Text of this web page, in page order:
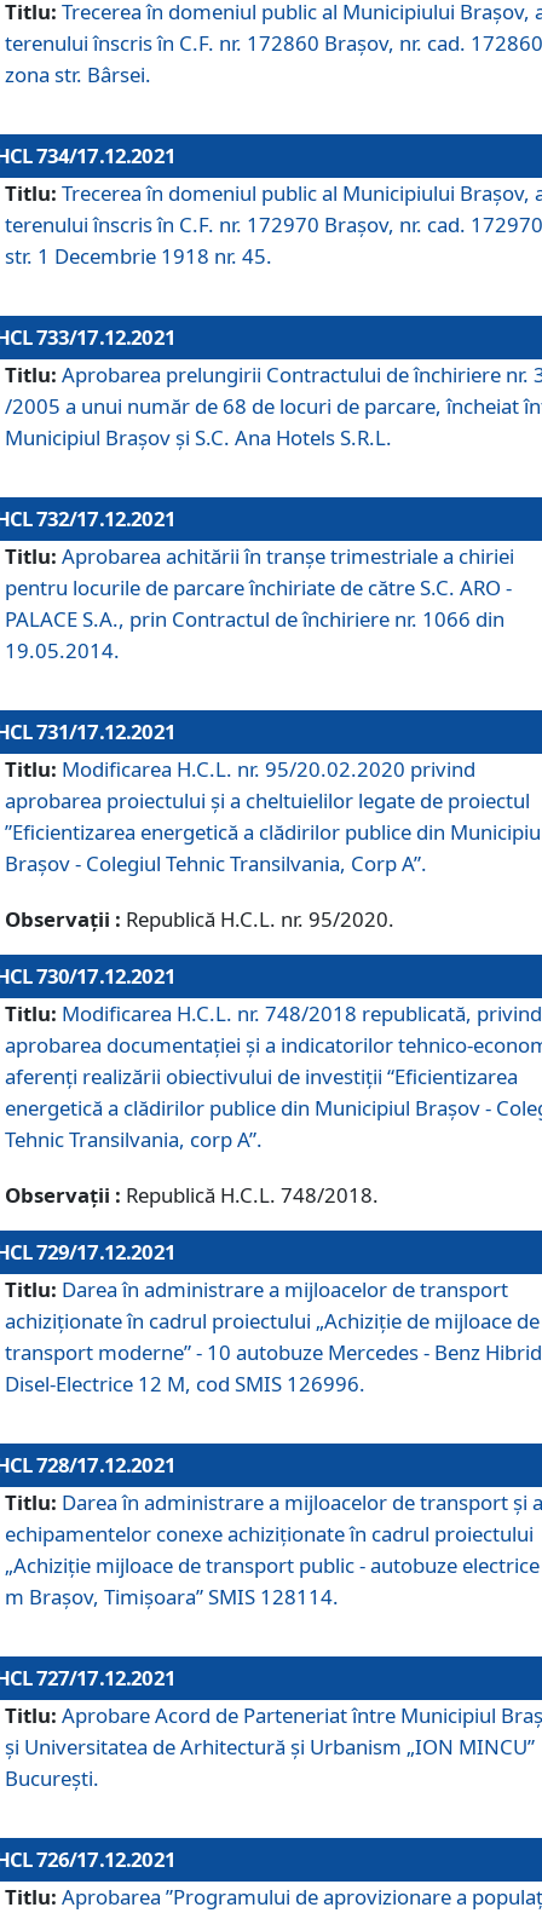
Titlu: Trecerea în domeniul public al Municipiului Braşov,
terenului înscris în C.F. nr. 172860 Brașov, nr. cad.
zona str. Bârsei.
734/17.12.2021
Titlu: Trecerea în domeniul public al Municipiului Braşov,
terenului înscris în C.F. nr. 172970 Brașov, nr. cad.
str. 1 Decembrie 1918 nr. 45.
733/17.12.2021
Titlu: Aprobarea prelungirii Contractului de închiriere nr.
/2005 a unui număr de 68 de locuri de parcare, încheiat
Municipiul Braşov şi S.C. Ana Hotels S.R.L.
732/17.12.2021
Titlu: Aprobarea achitării în tranșe trimestriale a chiriei
pentru locurile de parcare închiriate de către S.C. ARO -
PALACE S.A., prin Contractul de închiriere nr. 1066 din
19.05.2014.
731/17.12.2021
Titlu: Modificarea H.C.L. nr. 95/20.02.2020 privind
aprobarea proiectului și a cheltuielilor legate de proiectul
”Eficientizarea energetică a clădirilor publice din
Brașov - Colegiul Tehnic Transilvania, Corp A”.
Observații : Republică H.C.L. nr. 95/2020.
730/17.12.2021
Titlu: Modificarea H.C.L. nr. 748/2018 republicată, privind
aprobarea documentației și a indicatorilor tehnico-
aferenți realizării obiectivului de investiții “Eficientizarea
energetică a clădirilor publice din Municipiul Brașov -
Tehnic Transilvania, corp A”.
Observații : Republică H.C.L. 748/2018.
729/17.12.2021
Titlu: Darea în administrare a mijloacelor de transport
achiziționate în cadrul proiectului „Achiziţie de mijloace de
transport moderne” - 10 autobuze Mercedes - Benz Hibrid
Disel-Electrice 12 M, cod SMIS 126996.
728/17.12.2021
Titlu: Darea în administrare a mijloacelor de transport și a
echipamentelor conexe achiziționate în cadrul proiectului
„Achiziție mijloace de transport public - autobuze
m Brașov, Timișoara” SMIS 128114.
727/17.12.2021
Titlu: Aprobare Acord de Parteneriat între Municipiul
și Universitatea de Arhitectură și Urbanism „ION MINCU”
București.
726/17.12.2021
Titlu: Aprobarea ”Programului de aprovizionare a